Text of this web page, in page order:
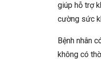
giúp hỗ trợ
cường sức
Bệnh nhân
không có